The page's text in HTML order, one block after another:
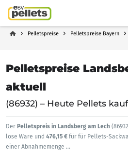
Pelletspreise Pelletspreise Bayern
Pelletspreise
aktuell
(86932) – Heute Pellets
Der Pelletspreis in Landsberg am Lech
lose Ware und 476,15 € für für Pellets-
einer Abnahmemenge ...